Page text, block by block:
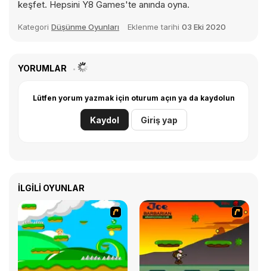
keşfet. Hepsini Y8 Games'te anında oyna.
Kategori Düşünme Oyunları Eklenme tarihi 03 Eki 2020
YORUMLAR
Lütfen yorum yazmak için oturum açın ya da kaydolun
Kaydol Giriş yap
İLGILI OYUNLAR